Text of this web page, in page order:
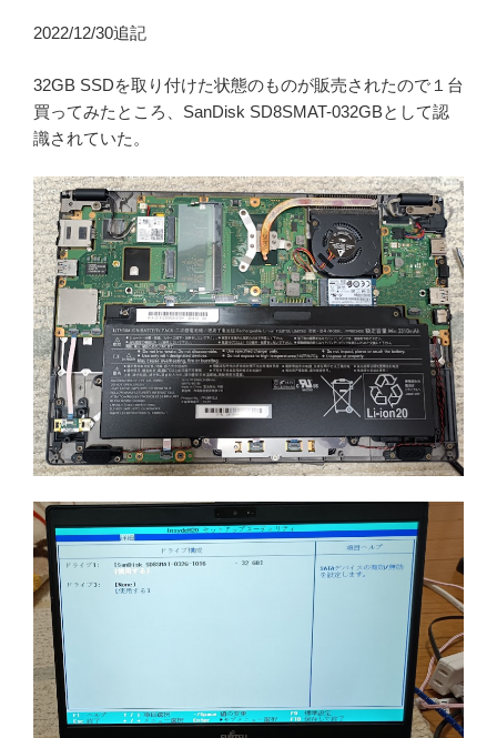
2022/12/30追記
32GB SSDを取り付けた状態のものが販売されたので１台
買ってみたところ、SanDisk SD8SMAT-032GBとして認
識されていた。